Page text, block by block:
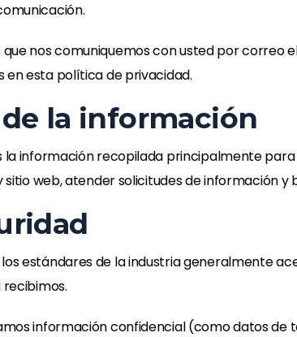
que nos comuniquemos con usted por
en esta política de privacidad.
de la información
la información recopilada principalmente
sitio web, atender solicitudes de información
los estándares de la industria generalmente
recibimos.
información confidencial (como datos de